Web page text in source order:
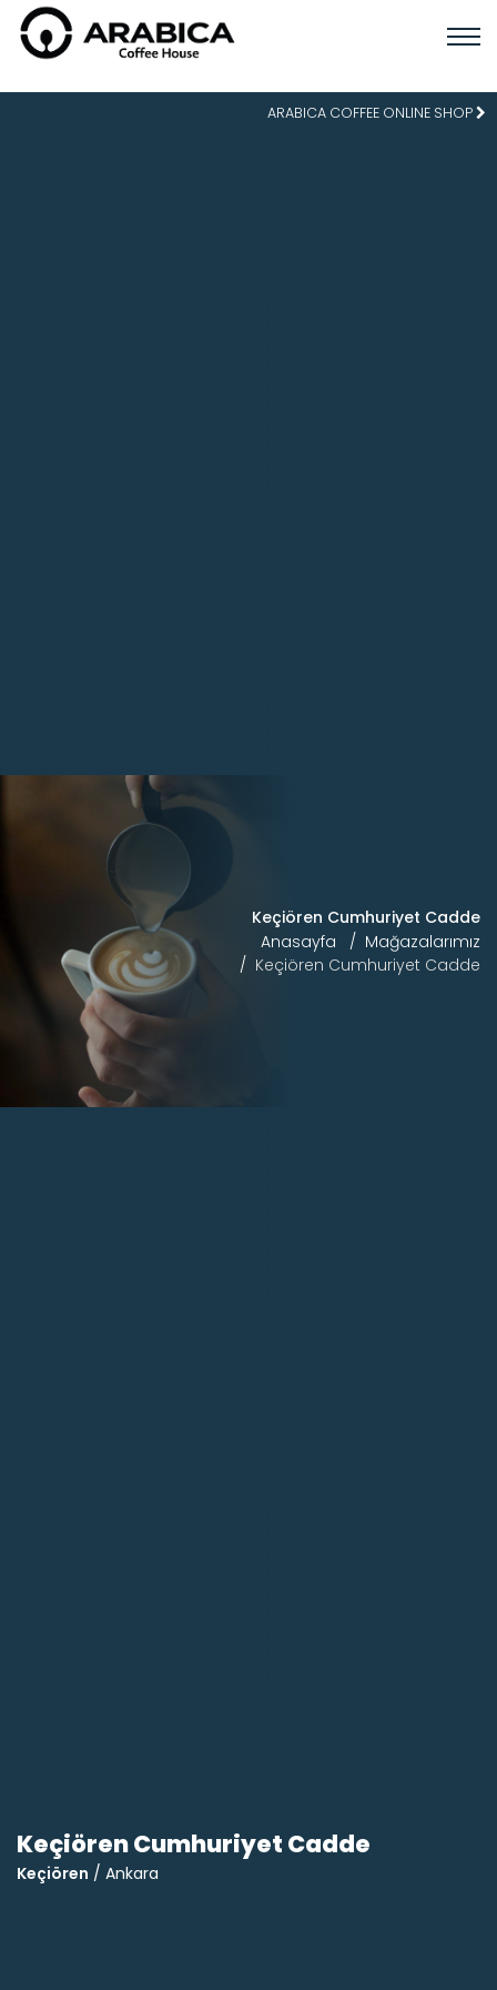
ARABICA COFFEE ONLINE SHOP
Keçiören Cumhuriyet Cadde
Anasayfa
Mağazalarımız
Keçiören Cumhuriyet Cadde
Keçiören Cumhuriyet Cadde
Keçiören / Ankara